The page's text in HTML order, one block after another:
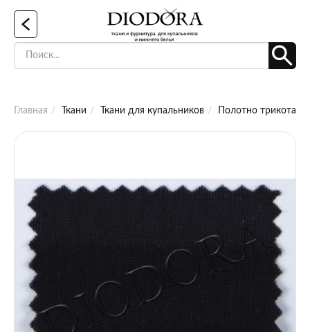
Главная Ткани Ткани для купальников Полотно